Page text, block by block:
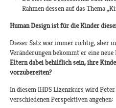
Rahmen dessen auf das Thema
Human Design ist für die Kinder
Dieser Satz war immer richtig, aber
Veränderungen bekommt er eine
Eltern dabei behilflich sein, ihre
vorzubereiten?
In diesem IHDS Lizenzkurs wird
verschiedenen Perspektiven angehen: